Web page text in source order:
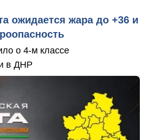
ожидается жара до +36 и
о 4-м классе
в ДНР